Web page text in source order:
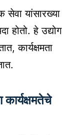
सेवा यांसारख्या
होतो. हे उद्योग
कार्यक्षमता